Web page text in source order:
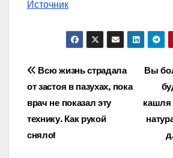
Источник
Навигация
по
записям
Вы
кашля
Всю жизнь страдала
от застоя в пазухах, пока
врач не показал эту
технику. Как рукой
сняло!